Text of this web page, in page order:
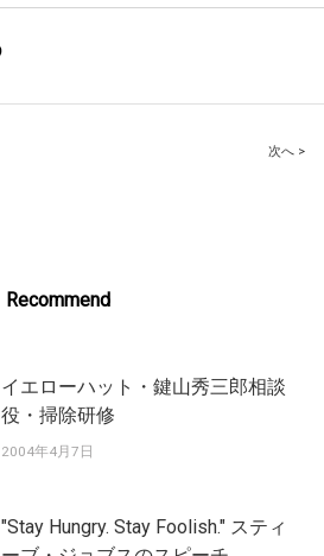
次へ >
Recommend
イエローハット・鍵山秀三郎相談
役・掃除研修
2004年4月7日
"Stay Hungry. Stay Foolish." スティ